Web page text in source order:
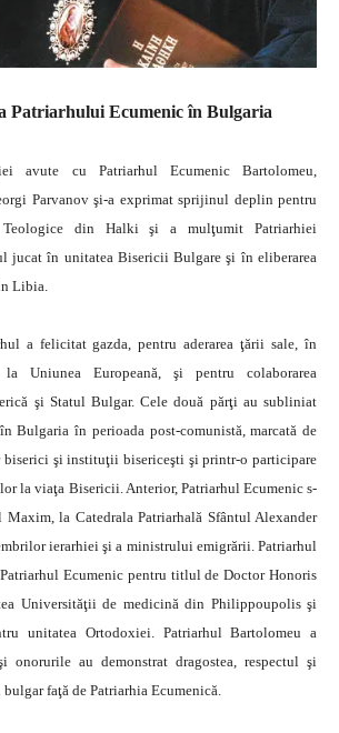
Patriarhului Ecumenic în Bulgaria
avute cu Patriarhul Ecumenic Bartolomeu,
Parvanov şi-a exprimat sprijinul deplin pentru
Teologice din Halki şi a mulţumit Patriarhiei
jucat în unitatea Bisericii Bulgare şi în eliberarea
Libia.
a felicitat gazda, pentru aderarea ţării sale, în
Uniunea Europeană, şi pentru colaborarea
şi Statul Bulgar. Cele două părţi au subliniat
Bulgaria în perioada post-comunistă, marcată de
biserici şi instituţii bisericeşti şi printr-o participare
la viaţa Bisericii. Anterior, Patriarhul Ecumenic s-
la Catedrala Patriarhală Sfântul Alexander
ierarhiei şi a ministrului emigrării. Patriarhul
Ecumenic pentru titlul de Doctor Honoris
Universităţii de medicină din Philippoupolis şi
unitatea Ortodoxiei. Patriarhul Bartolomeu a
onorurile au demonstrat dragostea, respectul şi
faţă de Patriarhia Ecumenică.